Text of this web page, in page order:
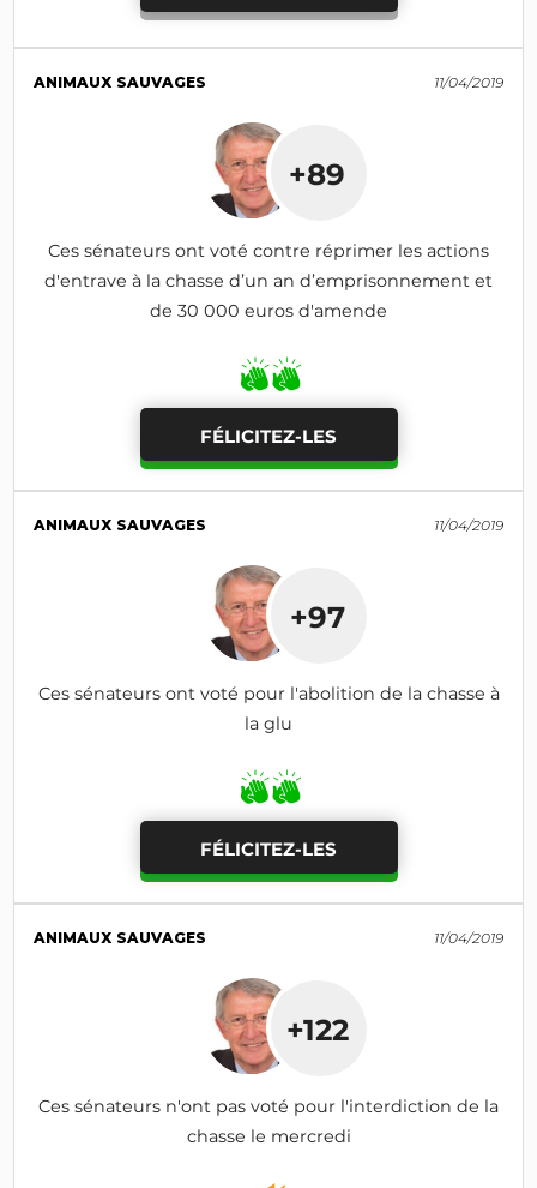
ANIMAUX SAUVAGES 11/04/2019
+89
Ces sénateurs ont voté contre réprimer les actions
d'entrave à la chasse d’un an d’emprisonnement et
de 30 000 euros d'amende
FÉLICITEZ-LES
ANIMAUX SAUVAGES 11/04/2019
+97
Ces sénateurs ont voté pour l'abolition de la chasse à
la glu
FÉLICITEZ-LES
ANIMAUX SAUVAGES 11/04/2019
+122
Ces sénateurs n'ont pas voté pour l'interdiction de la
chasse le mercredi